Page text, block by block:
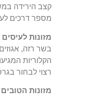
קצב הירידה
מספר דרכים
מזונות לעיסים
בשר רזה,
הקלוריות
רצוי לבחור
מזונות